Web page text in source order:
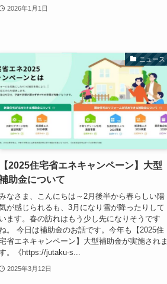
2026年1月1日
ニュース
【2025住宅省エネキャンペーン】大型
助金について
なさま、こんにちは～2月後半から春らしい陽
が感じられるも、3月になり雪が降ったりして
います。春の訪れはもう少し先になりそうです
。 今日は補助金のお話です。今年も【2025住
省エネキャンペーン】大型補助金が実施されま
。《https://jutaku-s...
2025年3月12日